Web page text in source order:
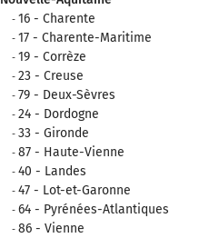
16 - Charente
17 - Charente-Maritime
19 - Corrèze
23 - Creuse
79 - Deux-Sèvres
24 - Dordogne
33 - Gironde
87 - Haute-Vienne
40 - Landes
47 - Lot-et-Garonne
64 - Pyrénées-Atlantiques
86 - Vienne